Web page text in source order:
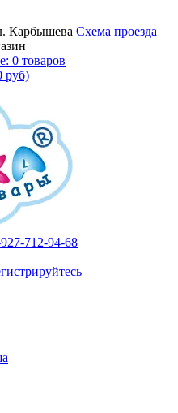
Карбышева Схема проезда
0 товаров
руб)
712-94-68